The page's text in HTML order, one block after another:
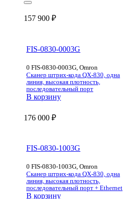
157 900 ₽
FIS-0830-0003G
0 FIS-0830-0003G, Omron
Сканер штрих-кода QX-830, одна
линия, высокая плотность,
последовательный порт
В корзину
176 000 ₽
FIS-0830-1003G
0 FIS-0830-1003G, Omron
Сканер штрих-кода QX-830, одна
линия, высокая плотность,
последовательный порт + Ethernet
В корзину